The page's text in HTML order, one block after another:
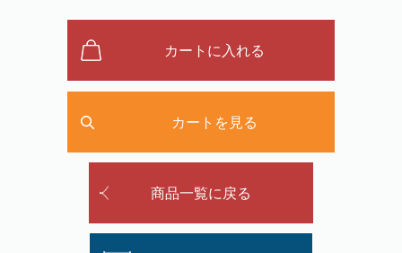
カートに入れる
カートを見る
商品一覧に戻る